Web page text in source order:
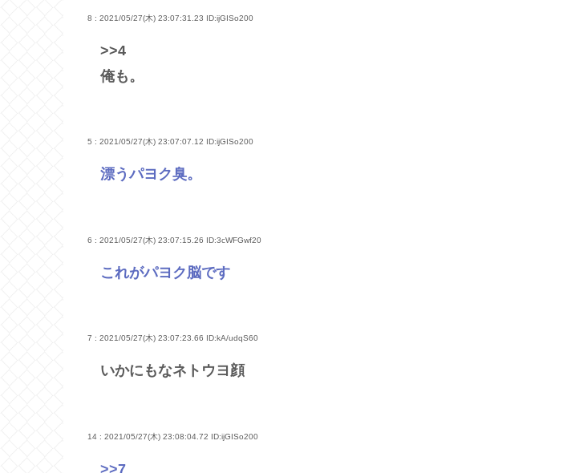
8 : 2021/05/27(木) 23:07:31.23 ID:ijGISo200
>>4
俺も。
5 : 2021/05/27(木) 23:07:07.12 ID:ijGISo200
漂うパヨク臭。
6 : 2021/05/27(木) 23:07:15.26 ID:3cWFGwf20
これがパヨク脳です
7 : 2021/05/27(木) 23:07:23.66 ID:kA/udqS60
いかにもなネトウヨ顔
14 : 2021/05/27(木) 23:08:04.72 ID:ijGISo200
>>7